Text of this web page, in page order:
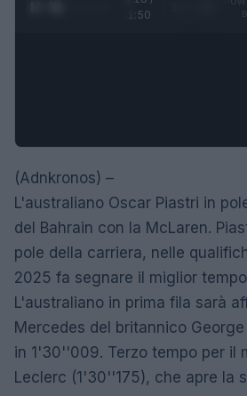
1:50
(Adnkronos) –
L'australiano Oscar Piastri in
del Bahrain con la McLaren.
pole della carriera, nelle
2025 fa segnare il miglior
L'australiano in prima fila sarà
Mercedes del britannico
in 1'30''009. Terzo tempo per il
Leclerc (1'30''175), che apre la